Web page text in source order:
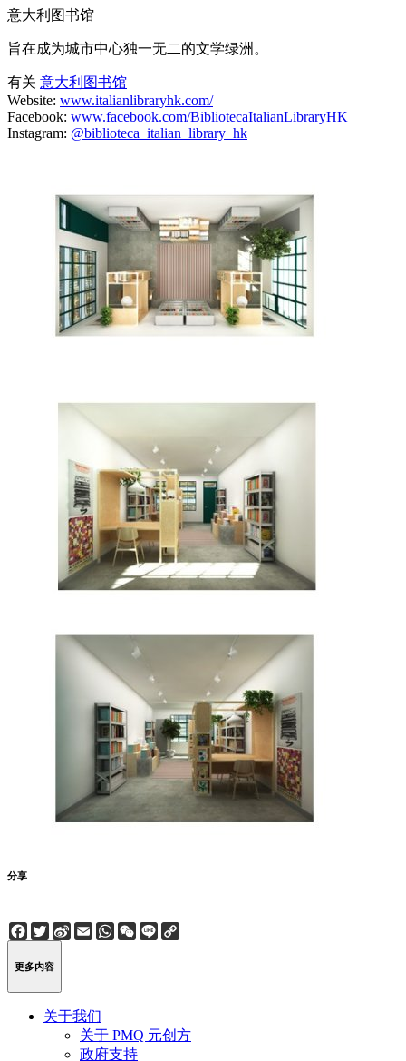
意大利图书馆
旨在成为城市中心独一无二的文学绿洲。
有关 意大利图书馆
Website: www.italianlibraryhk.com/
Facebook: www.facebook.com/BibliotecaItalianLibraryHK
Instagram: @biblioteca_italian_library_hk
分享
Facebook
Twitter
Sina
Weibo
EmailWhatsApp
WeChat
Line
更多内容
关于我们
关于 PMQ 元创方
政府支持